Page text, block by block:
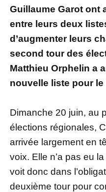
Guillaume Garot ont
entre leurs deux
d’augmenter leurs
second tour des
Matthieu Orphelin a
nouvelle liste pour le
Dimanche 20 juin, au
élections régionales,
arrivée largement en
voix. Elle n’a pas eu
voit donc dans
deuxième tour pour